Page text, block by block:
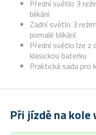
Přední světlo 3
blikání
Zadní světlo 3
pomalé blikání
Přední světlo lze z
klasickou baterku
Praktická sada pro
Při jízdě na kole